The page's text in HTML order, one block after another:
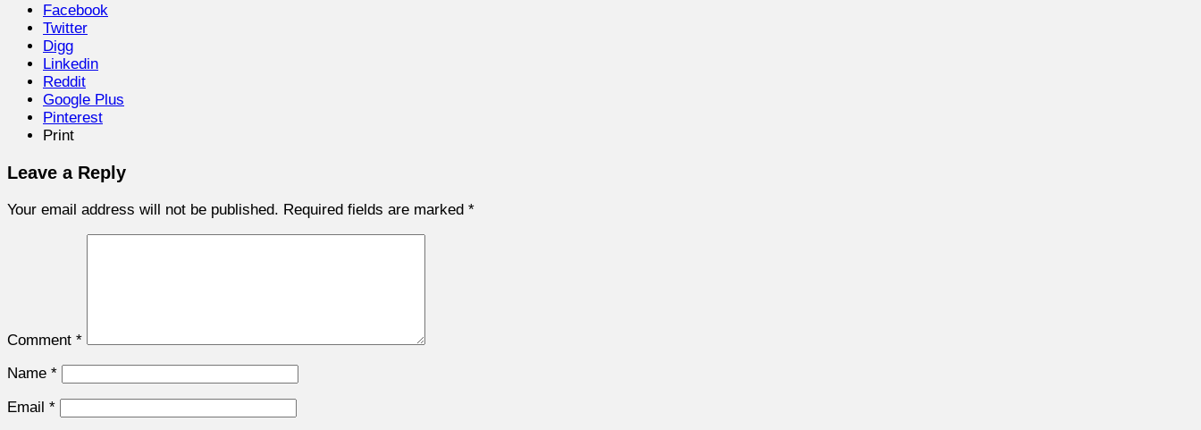
Facebook
Twitter
Digg
Linkedin
Reddit
Google Plus
Pinterest
Print
Leave a Reply
Your email address will not be published. Required fields are marked *
Comment *
Name *
Email *